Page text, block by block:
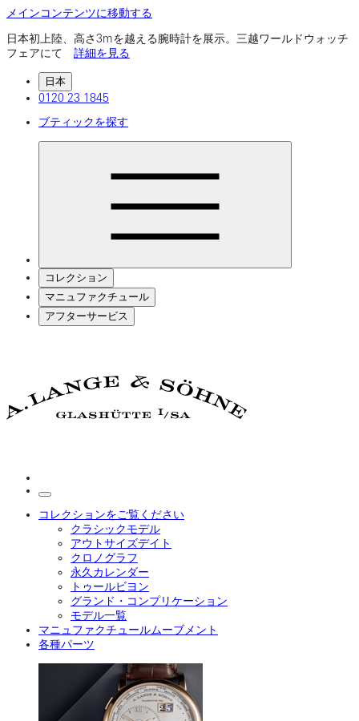
メインコンテンツに移動する
日本初上陸、高さ3mを越える腕時計を展示。三越ワールドウォッチ
フェアにて 詳細を見る
日本
0120 23 1845
ブティックを探す
コレクション
マニュファクチュール
アフターサービス
コレクションをご覧ください
クラシックモデル
アウトサイズデイト
クロノグラフ
永久カレンダー
トゥールビヨン
グランド・コンプリケーション
モデル一覧
マニュファクチュールムーブメント
各種パーツ